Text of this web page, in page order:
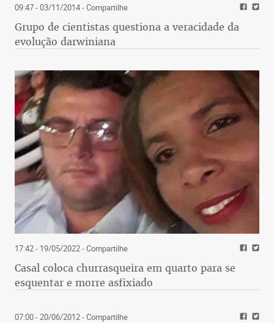
09:47 - 03/11/2014- Compartilhe
Grupo de cientistas questiona a veracidade da
evolução darwiniana
17:42 - 19/05/2022- Compartilhe
Casal coloca churrasqueira em quarto para se
esquentar e morre asfixiado
07:00 - 20/06/2012- Compartilhe